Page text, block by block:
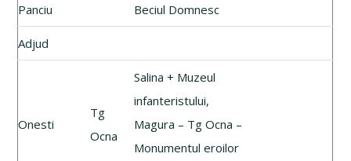
Panciu Beciul Domnesc
Adjud
Onesti
Tg
Ocna
Salina + Muzeul
infanteristului,
Magura – Tg Ocna –
Monumentul eroilor